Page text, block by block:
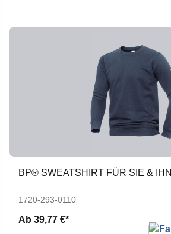
BP® SWEATSHIRT FÜR SIE & IHN
1720-293-0110
Ab 39,77 €*